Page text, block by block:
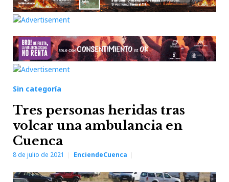
Sin categoría
Tres personas heridas tras
volcar una ambulancia en
Cuenca
8 de julio de 2021 EnciendeCuenca